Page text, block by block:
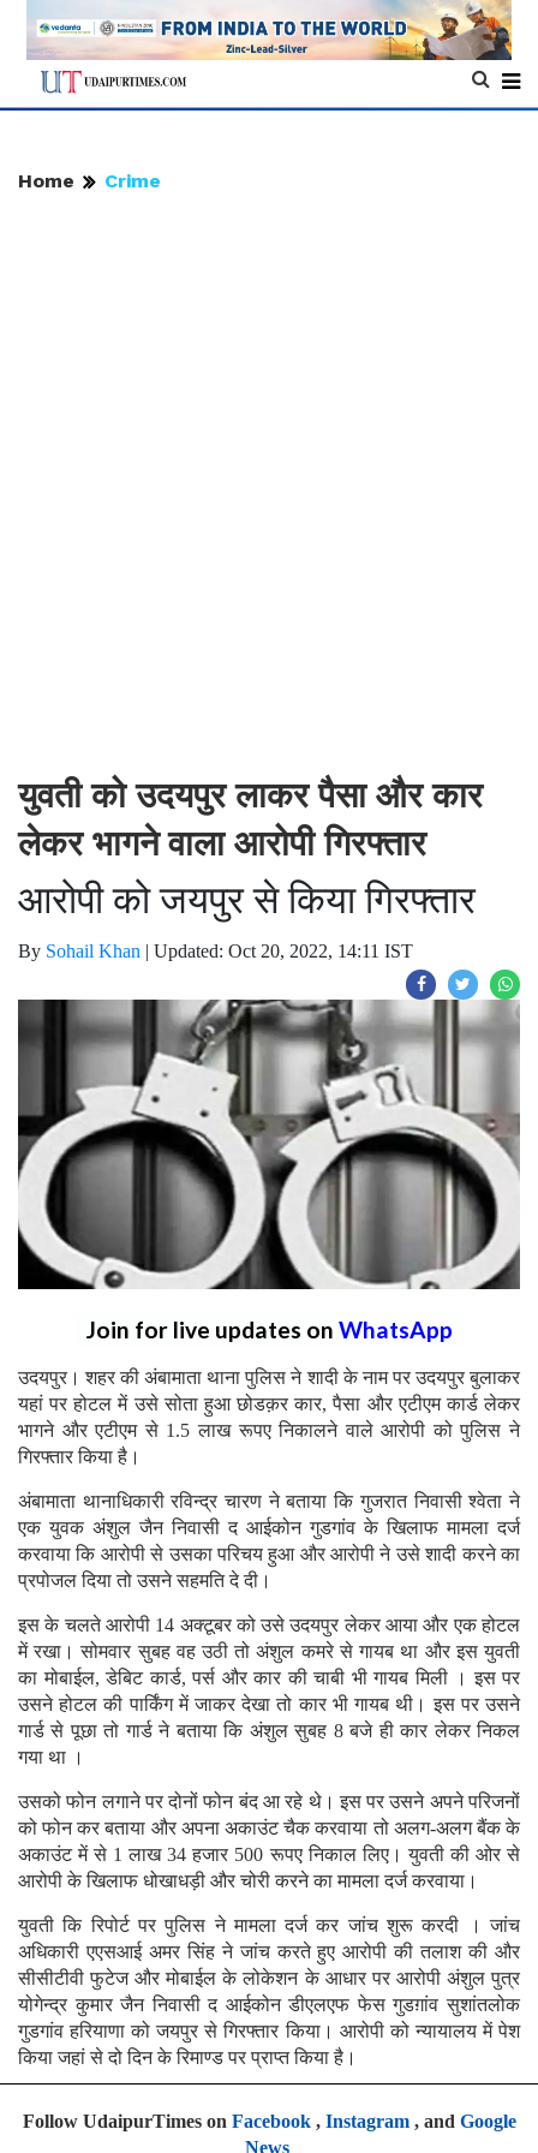
Home Crime
युवती को उदयपुर लाकर पैसा और कार
लेकर भागने वाला आरोपी गिरफ्तार
आरोपी को जयपुर से किया गिरफ्तार
By Sohail Khan | Updated: Oct 20, 2022, 14:11 IST
Join for live updates on WhatsApp
उदयपुर। शहर की अंबामाता थाना पुलिस ने शादी के नाम पर उदयपुर बुलाकर
यहां पर होटल में उसे सोता हुआ छोडक़र कार, पैसा और एटीएम कार्ड लेकर
भागने और एटीएम से 1.5 लाख रूपए निकालने वाले आरोपी को पुलिस ने
गिरफ्तार किया है।
अंबामाता थानाधिकारी रविन्द्र चारण ने बताया कि गुजरात निवासी श्वेता ने
एक युवक अंशुल जैन निवासी द आईकोन गुडगांव के खिलाफ मामला दर्ज
करवाया कि आरोपी से उसका परिचय हुआ और आरोपी ने उसे शादी करने का
प्रपोजल दिया तो उसने सहमति दे दी।
इस के चलते आरोपी 14 अक्टूबर को उसे उदयपुर लेकर आया और एक होटल
में रखा। सोमवार सुबह वह उठी तो अंशुल कमरे से गायब था और इस युवती
का मोबाईल, डेबिट कार्ड, पर्स और कार की चाबी भी गायब मिली । इस पर
उसने होटल की पार्किंग में जाकर देखा तो कार भी गायब थी। इस पर उसने
गार्ड से पूछा तो गार्ड ने बताया कि अंशुल सुबह 8 बजे ही कार लेकर निकल
गया था ।
उसको फोन लगाने पर दोनों फोन बंद आ रहे थे। इस पर उसने अपने परिजनों
को फोन कर बताया और अपना अकाउंट चैक करवाया तो अलग-अलग बैंक के
अकाउंट में से 1 लाख 34 हजार 500 रूपए निकाल लिए। युवती की ओर से
आरोपी के खिलाफ धोखाधड़ी और चोरी करने का मामला दर्ज करवाया।
युवती कि रिपोर्ट पर पुलिस ने मामला दर्ज कर जांच शुरू करदी । जांच
अधिकारी एएसआई अमर सिंह ने जांच करते हुए आरोपी की तलाश की और
सीसीटीवी फुटेज और मोबाईल के लोकेशन के आधार पर आरोपी अंशुल पुत्र
योगेन्द्र कुमार जैन निवासी द आईकोन डीएलएफ फेस गुडग़ांव सुशांतलोक
गुडगांव हरियाणा को जयपुर से गिरफ्तार किया। आरोपी को न्यायालय में पेश
किया जहां से दो दिन के रिमाण्ड पर प्राप्त किया है।
Follow UdaipurTimes on Facebook, Instagram, and Google
News